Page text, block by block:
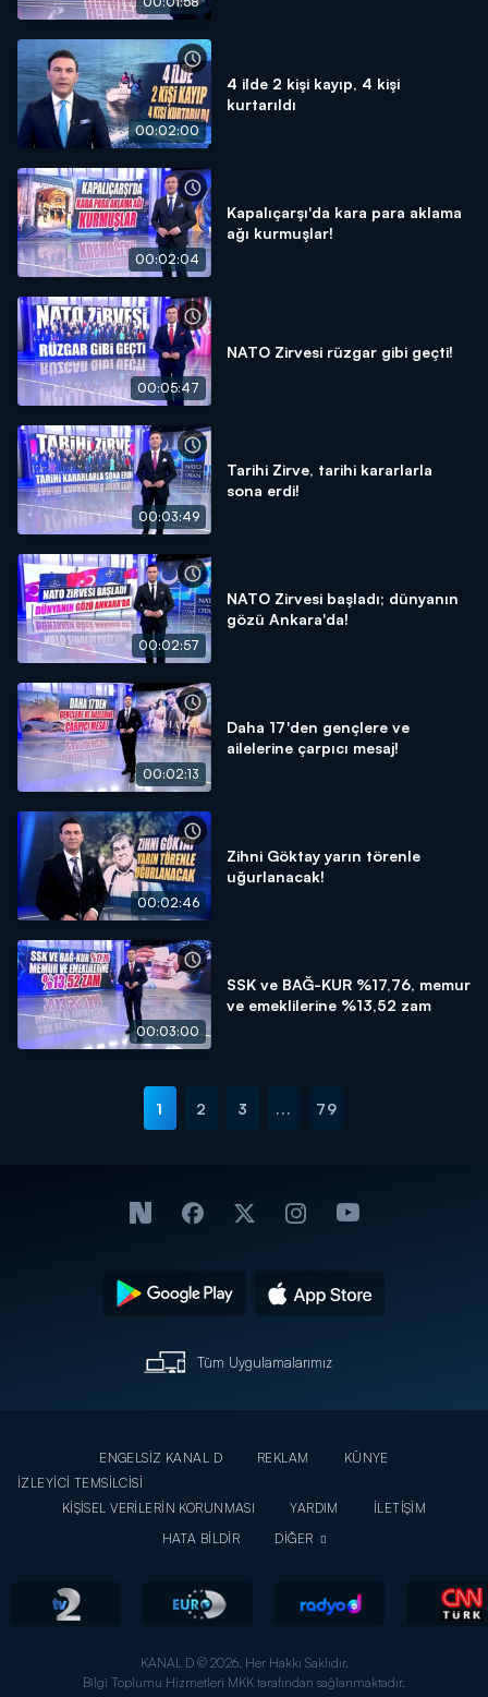
00:02:00
4 ilde 2 kişi kayıp, 4 kişi
kurtarıldı
00:02:04
Kapalıçarşı'da kara para aklama
ağı kurmuşlar!
00:05:47
NATO Zirvesi rüzgar gibi geçti!
00:03:49
Tarihi Zirve, tarihi kararlarla
sona erdi!
00:02:57
NATO Zirvesi başladı; dünyanın
gözü Ankara'da!
00:02:13
Daha 17'den gençlere ve
ailelerine çarpıcı mesaj!
00:02:46
Zihni Göktay yarın törenle
uğurlanacak!
00:03:00
SSK ve BAĞ-KUR %17,76, memur
ve emeklilerine %13,52 zam
1 2 3 ... 79
Tüm Uygulamalarımız
ENGELSİZ KANAL D REKLAM
KÜNYE
İZLEYİCİ TEMSİLCİSİ
KİŞİSEL VERİLERİN KORUNMASI
YARDIM
İLETİŞİM
HATA BİLDİR
DİĞER
KANAL D © 2026. Her Hakkı Saklıdır.
Bilgi Toplumu Hizmetleri MKK tarafından sağlanmaktadır.